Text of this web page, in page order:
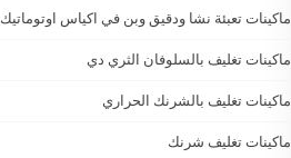
ماكينات تعبئة نشا ودقيق وبن في اكياس اوتوماتيك
ماكينات تغليف بالسلوفان الثري دي
ماكينات تغليف بالشرنك الحراري
ماكينات تغليف شرنك